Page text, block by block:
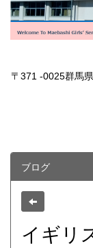
〒371 -0025群馬
ブログ
イギリ